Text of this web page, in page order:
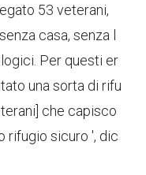
53 veterani,
casa, senza l
Per questi er
una sorta di rifu
che capisco
rifugio sicuro ', dic